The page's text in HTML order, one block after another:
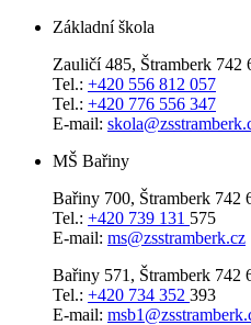
Základní škola
Zauličí 485, Štramberk 742
Tel.: +420 556 812 057
Tel.: +420 776 556 347
E-mail:
MŠ Bařiny
Bařiny 700, Štramberk 742
Tel.: +420 739 131 575
E-mail: ms@zsstramberk.cz
Bařiny 571, Štramberk 742
Tel.: +420 734 352 393
E-mail: